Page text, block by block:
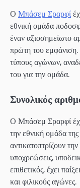
Ο Μπάσεμ Σραρφί
εθνική ομάδα
έναν αξιοσημείωτο
πρώτη του
τύπους αγώνων,
του για την ομάδα.
Συνολικός
Ο Μπάσεμ Σραρφί
την εθνική ομάδα
αντικατοπτρίζουν
υποχρεώσεις,
επιθετικός, έχει
και φιλικούς αγώνες.